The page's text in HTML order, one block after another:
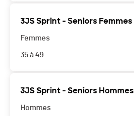
3JS Sprint - Seniors Femmes
Femmes
35 à 49
3JS Sprint - Seniors Hommes
Hommes